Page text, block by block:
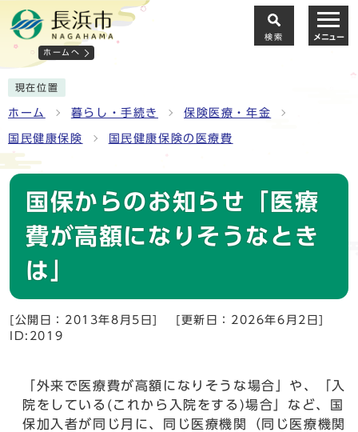
ホームへ
検索 メニュー
現在位置
ホーム 暮らし・手続き 保険医療・年金
国民健康保険 国民健康保険の医療費
国保からのお知らせ「医療
費が高額になりそうなとき
は」
[公開日：2013年8月5日]
[更新日：2026年6月2日]
ID:2019
「外来で医療費が高額になりそうな場合」や、「入
院をしている(これから入院をする)場合」など、国
保加入者が同じ月に、同じ医療機関（同じ医療機関